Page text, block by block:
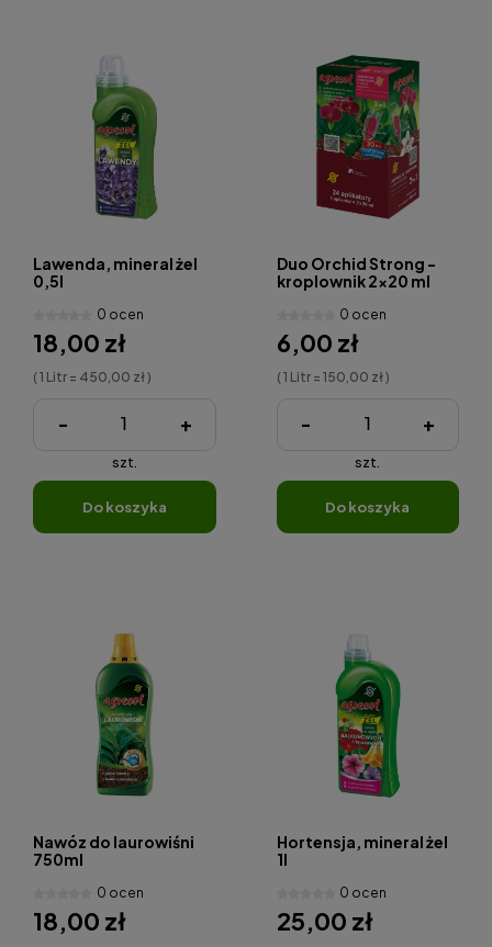
Lawenda, mineral żel
0,5l
0 ocen
18,00 zł
( 1 Litr = 450,00 zł )
- +
szt.
do koszyka
Duo Orchid Strong -
kroplownik 2x20 ml
0 ocen
6,00 zł
( 1 Litr = 150,00 zł )
- +
szt.
do koszyka
Nawóz do laurowiśni
750ml
0 ocen
18,00 zł
Hortensja, mineral żel
1l
0 ocen
25,00 zł